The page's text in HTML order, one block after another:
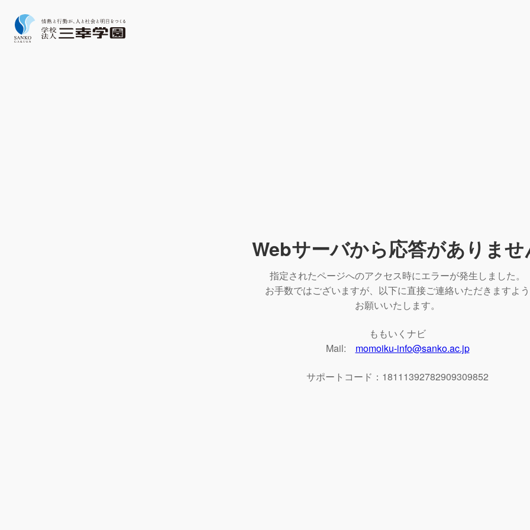
Webサーバから応答がありませ
指定されたページへのアクセス時にエラーが発生しました。
お手数ではございますが、以下に直接ご連絡いただきますよう
お願いいたします。
ももいくナビ
Mail: momoiku-info@sanko.ac.jp
サポートコード：18111392782909309852